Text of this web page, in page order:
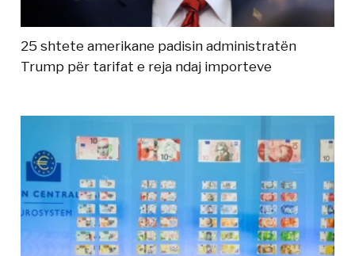
25 shtete amerikane padisin administratën
Trump për tarifat e reja ndaj importeve